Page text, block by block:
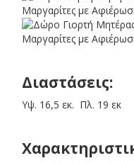
Διαστάσεις:
Υψ. 16,5 εκ. Πλ. 19 εκ